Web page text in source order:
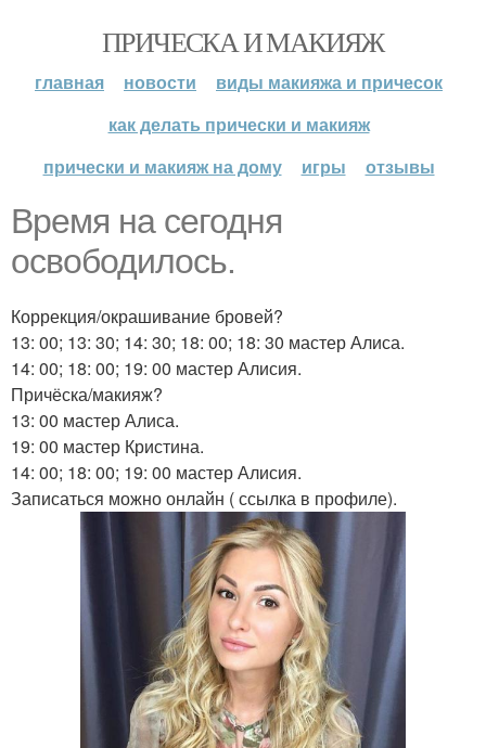
ПРИЧЕСКА И МАКИЯЖ
главная новости
виды макияжа и причесок
как делать прически и макияж
прически и макияж на дому
игры отзывы
Время на сегодня
освободилось.
Коррекция/окрашивание бровей?
13: 00; 13: 30; 14: 30; 18: 00; 18: 30 мастер Алиса.
14: 00; 18: 00; 19: 00 мастер Алисия.
Причёска/макияж?
13: 00 мастер Алиса.
19: 00 мастер Кристина.
14: 00; 18: 00; 19: 00 мастер Алисия.
Записаться можно онлайн ( ссылка в профиле).